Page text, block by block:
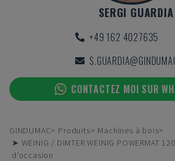
SERGI GUARDIA
+49 162 4027635
CONTACTEZ MOI SUR
GINDUMAC Produits
Machines à bois
➤ WEINIG / DIMTER WEINIG POWERMAT
d'occasion